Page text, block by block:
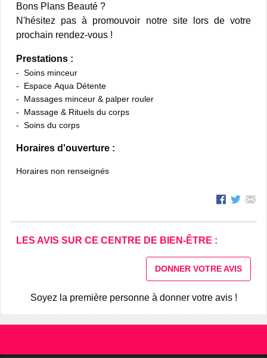
Bons Plans Beauté ?
N'hésitez pas à promouvoir notre site lors de votre
prochain rendez-vous !
Prestations :
Soins minceur
Espace Aqua Détente
Massages minceur & palper rouler
Massage & Rituels du corps
Soins du corps
Horaires d'ouverture :
Horaires non renseignés
LES AVIS SUR CE CENTRE DE BIEN-ÊTRE :
DONNER VOTRE AVIS
Soyez la première personne à donner votre avis !